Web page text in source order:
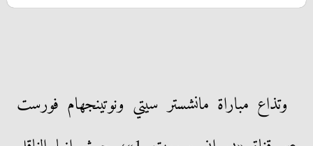
وتذاع مباراة مانشستر سيتي ونوتينجهام فورست